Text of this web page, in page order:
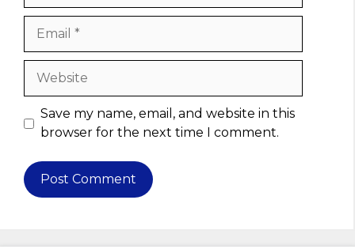
Website
Save my name, email, and website in this
browser for the next time I comment.